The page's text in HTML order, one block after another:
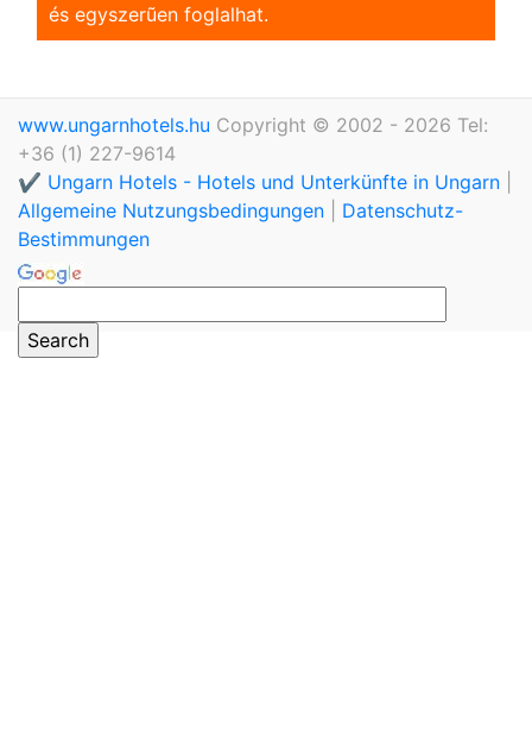
és egyszerũen foglalhat.
www.ungarnhotels.hu Copyright © 2002 - 2026 Tel:
+36 (1) 227-9614
✔️ Ungarn Hotels - Hotels und Unterkünfte in Ungarn
Allgemeine Nutzungsbedingungen
Datenschutz-
Bestimmungen